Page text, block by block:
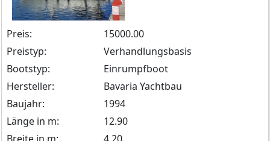
Preis:
15000.00
Preistyp:
Verhandlungsbasis
Bootstyp:
Einrumpfboot
Hersteller:
Bavaria Yachtbau
Baujahr:
1994
Länge in m:
12.90